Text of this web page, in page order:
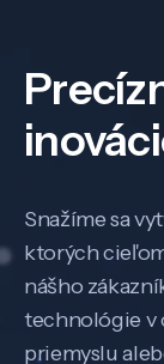
Snažíme sa
ktorých
nášho
technológie v
priemyslu